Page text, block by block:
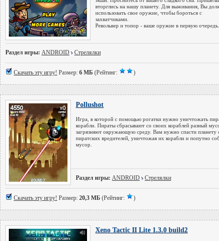
вторглись на нашу планету. Для выживания, Вы
использовать свое оружие, чтобы бороться с
захватчиками.
Револьвер и топор - ваше оружие в первую очередь.
Раздел игры: ANDROID Стрелялки
Скачать эту игру! Размер: 6 МБ (Рейтинг: )
Pollushot
Игра, в которой с помощью рогатки нужно уничтожать
корабли. Пираты сбрасывают со своих кораблей разный
загрязняют окружающую среду. Вам нужно спасти планету
пиратских вредителей, уничтожая их корабли и попутно
мусор.
Раздел игры: ANDROID Стрелялки
Скачать эту игру! Размер: 20,3 МБ (Рейтинг: )
Xeno Tactic II Lite 1.3.0 build2